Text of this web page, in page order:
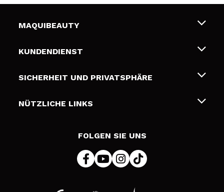
MAQUIBEAUTY
Über uns
Geschenkkarten
KUNDENDIENST
Liefer- und Versandkosten
Zahlung
SICHERHEIT UND PRIVATSPHÄRE
Bedingungen und Datenschutz
NÜTZLICHE LINKS
FOLGEN SIE UNS